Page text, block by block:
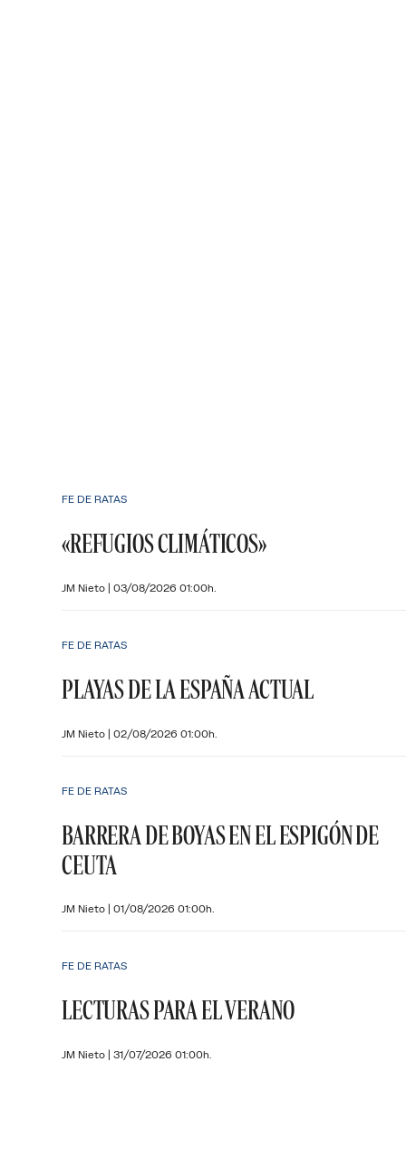
FE DE RATAS
«REFUGIOS CLIMÁTICOS»
JM Nieto | 03/08/2026 01:00h.
FE DE RATAS
PLAYAS DE LA ESPAÑA ACTUAL
JM Nieto | 02/08/2026 01:00h.
FE DE RATAS
BARRERA DE BOYAS EN EL ESPIGÓN DE
CEUTA
JM Nieto | 01/08/2026 01:00h.
FE DE RATAS
LECTURAS PARA EL VERANO
JM Nieto | 31/07/2026 01:00h.